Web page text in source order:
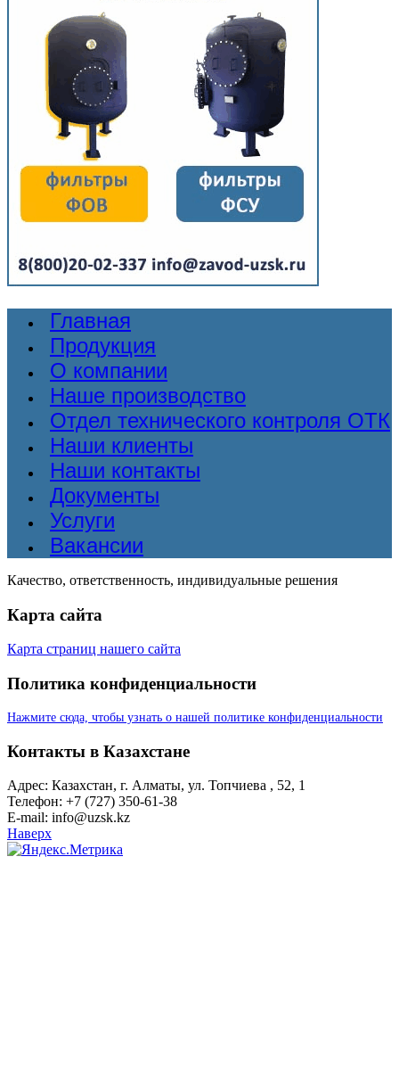
Главная
Продукция
О компании
Наше производство
Отдел технического контроля ОТК
Наши клиенты
Наши контакты
Документы
Услуги
Вакансии
Качество, ответственность, индивидуальные решения
Карта сайта
Карта страниц нашего сайта
Политика конфиденциальности
Нажмите сюда, чтобы узнать о нашей политике конфиденциальности
Контакты в Казахстане
Адрес: Казахстан, г. Алматы, ул. Топчиева , 52, 1
Телефон: +7 (727) 350-61-38
E-mail: info@uzsk.kz
Наверх